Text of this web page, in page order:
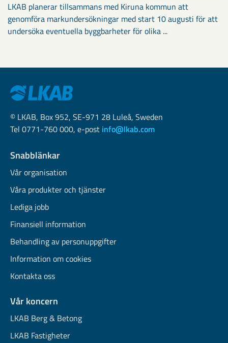
LKAB planerar tillsammans med Kiruna kommun att
genomföra markundersökningar med start 10 augusti för att
undersöka eventuella byggbarheter för olika ...
© LKAB, Box 952, SE-971 28 Luleå, Sweden
Tel 0771-760 000, e-post info@lkab.com
Snabblänkar
Vår organisation
Våra produkter och tjänster
Lediga jobb
Finansiell information
Behandling av personuppgifter
Information om cookies
Kontakta oss
Vår koncern
LKAB Berg & Betong
LKAB Fastigheter